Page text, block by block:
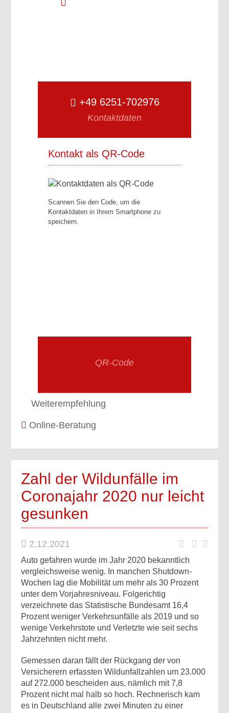
+49 6251-702976
Kontaktdaten
Kontakt als QR-Code
Scannen Sie den Code, um die
Kontaktdaten in Ihrem Smartphone zu
speichern.
QR-Code
Weiterempfehlung
Online-Beratung
Zahl der Wildunfälle im
Coronajahr 2020 nur leicht
gesunken
2.12.2021
Auto gefahren wurde im Jahr 2020 bekanntlich
vergleichsweise wenig. In manchen Shutdown-
Wochen lag die Mobilität um mehr als 30 Prozent
unter dem Vorjahresniveau. Folgerichtig
verzeichnete das Statistische Bundesamt 16,4
Prozent weniger Verkehrsunfälle als 2019 und so
wenige Verkehrstote und Verletzte wie seit sechs
Jahrzehnten nicht mehr.
Gemessen daran fällt der Rückgang der von
Versicherern erfassten Wildunfallzahlen um 23.000
auf 272.000 bescheiden aus, nämlich mit 7,8
Prozent nicht mal halb so hoch. Rechnerisch kam
es in Deutschland alle zwei Minuten zu einer